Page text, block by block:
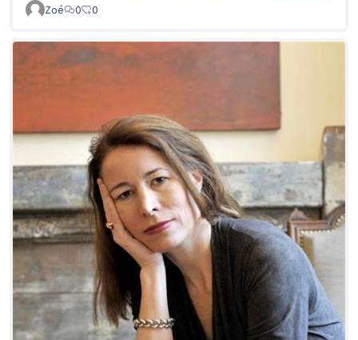
Zoé
0 0